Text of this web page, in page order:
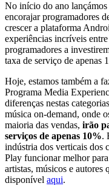
No início do ano
encorajar programadores
crescer a plataforma
experiências incríveis
programadores a
taxa de serviço de apenas
Hoje, estamos também a
Programa Media
diferenças nestas
música on-demand, onde
maioria das vendas, irão
serviços de apenas 10%.
indústria dos verticais dos
Play funcionar melhor
artistas, músicos e autores
disponível aqui.